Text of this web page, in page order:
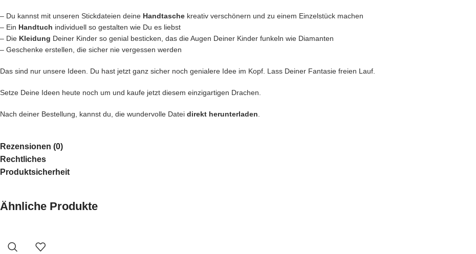
– Du kannst mit unseren Stickdateien deine Handtasche kreativ verschönern und zu einem Einzelstück machen
– Ein Handtuch individuell so gestalten wie Du es liebst
– Die Kleidung Deiner Kinder so genial besticken, das die Augen Deiner Kinder funkeln wie Diamanten
– Geschenke erstellen, die sicher nie vergessen werden
Das sind nur unsere Ideen. Du hast jetzt ganz sicher noch genialere Idee im Kopf. Lass Deiner Fantasie freien Lauf.
Setze Deine Ideen heute noch um und kaufe jetzt diesem einzigartigen Drachen.
Nach deiner Bestellung, kannst du, die wundervolle Datei direkt herunterladen.
Rezensionen (0)
Rechtliches
Produktsicherheit
Ähnliche Produkte